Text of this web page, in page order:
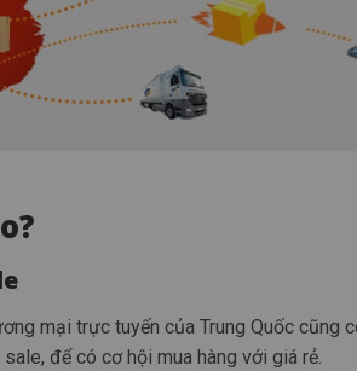
mại trực tuyến của Trung Quốc cũng
để có cơ hội mua hàng với giá rẻ.